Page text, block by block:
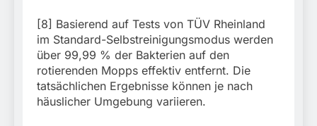
[8] Basierend auf Tests von TÜV Rheinland
im Standard-Selbstreinigungsmodus werden
über 99,99 % der Bakterien auf den
rotierenden Mopps effektiv entfernt. Die
tatsächlichen Ergebnisse können je nach
häuslicher Umgebung variieren.